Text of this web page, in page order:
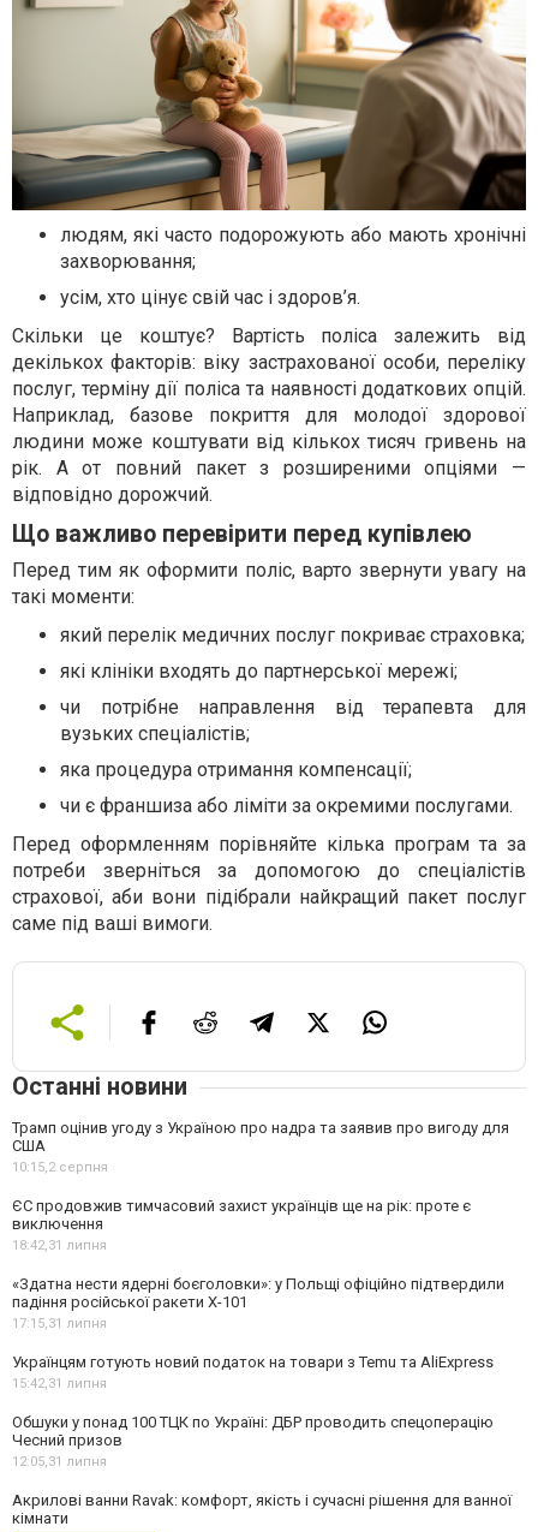
людям, які часто подорожують або мають хронічні
захворювання;
усім, хто цінує свій час і здоров’я.
Скільки це коштує? Вартість поліса залежить від
декількох факторів: віку застрахованої особи, переліку
послуг, терміну дії поліса та наявності додаткових опцій.
Наприклад, базове покриття для молодої здорової
людини може коштувати від кількох тисяч гривень на
рік. А от повний пакет з розширеними опціями —
відповідно дорожчий.
Що важливо перевірити перед купівлею
Перед тим як оформити поліс, варто звернути увагу на
такі моменти:
який перелік медичних послуг покриває страховка;
які клініки входять до партнерської мережі;
чи потрібне направлення від терапевта для
вузьких спеціалістів;
яка процедура отримання компенсації;
чи є франшиза або ліміти за окремими послугами.
Перед оформленням порівняйте кілька програм та за
потреби зверніться за допомогою до спеціалістів
страхової, аби вони підібрали найкращий пакет послуг
саме під ваші вимоги.
Останні новини
Трамп оцінив угоду з Україною про надра та заявив про вигоду для
США
10:15, 2 серпня
ЄС продовжив тимчасовий захист українців ще на рік: проте є
виключення
18:42, 31 липня
«Здатна нести ядерні боєголовки»: у Польщі офіційно підтвердили
падіння російської ракети Х-101
17:15, 31 липня
Українцям готують новий податок на товари з Temu та AliExpress
15:42, 31 липня
Обшуки у понад 100 ТЦК по Україні: ДБР проводить спецоперацію
Чесний призов
12:05, 31 липня
Акрилові ванни Ravak: комфорт, якість і сучасні рішення для ванної
кімнати